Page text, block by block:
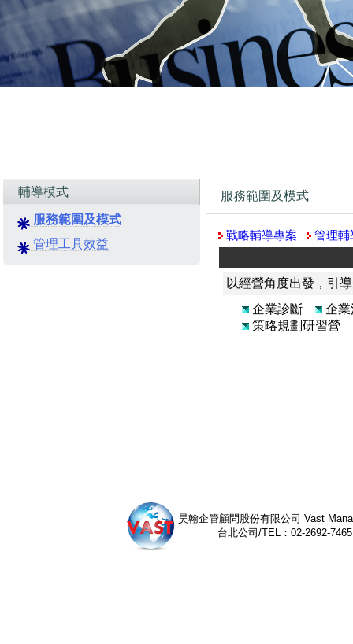
輔導模式
服務範圍及模式
管理工具效益
服務範圍及模式
戰略輔導專案 管理輔
以經營角度出發，引
企業診斷
企
策略規劃研習
昊翰企管顧問股份有限公司 Vast
台北公司/TEL：02-2692-